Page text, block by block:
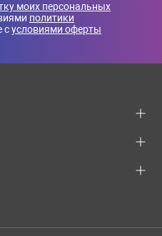
моих персональных
политики
сусловиями оферты